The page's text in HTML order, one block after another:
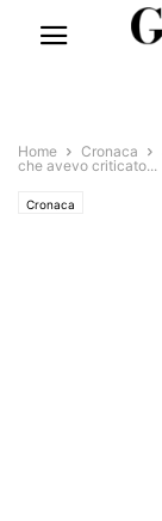
Home Cronaca
che avevo criticato...
Cronaca